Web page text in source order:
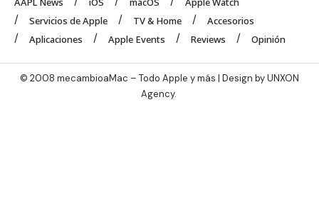
Servicios de Apple
TV & Home
Accesorios
Aplicaciones
Apple Events Reviews Opinión
© 2008 mecambioaMac – Todo Apple y más | Design byUNXON
Agency.